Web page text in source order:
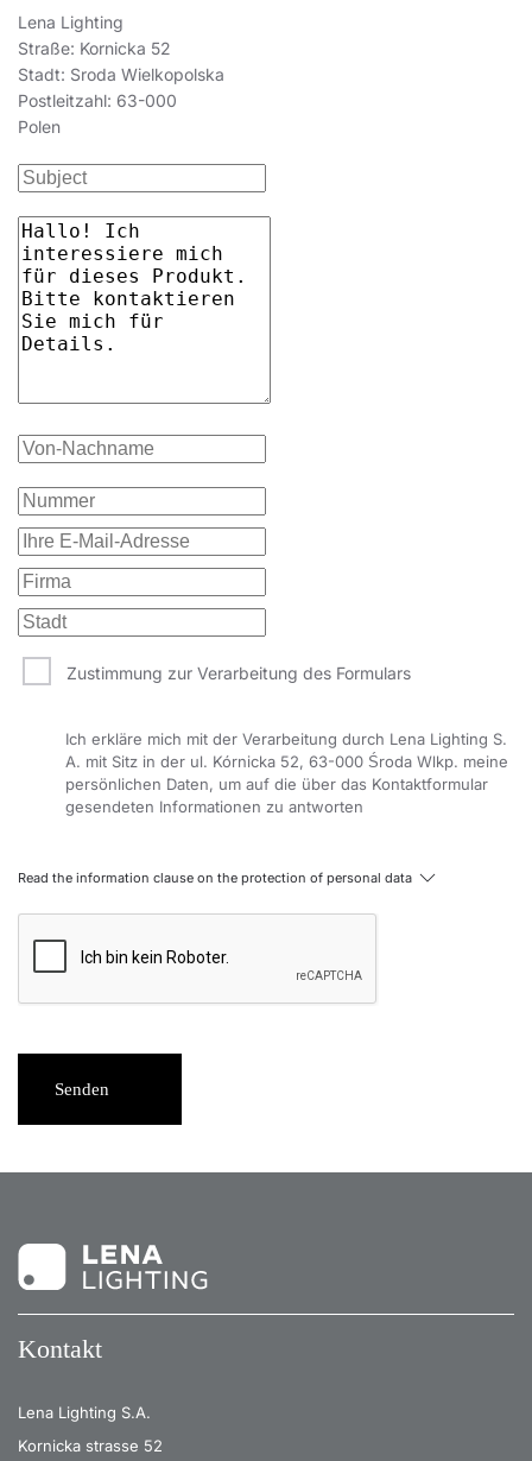
Lena Lighting
Straße: Kornicka 52
Stadt: Sroda Wielkopolska
Postleitzahl: 63-000
Polen
Zustimmung zur Verarbeitung des Formulars
Ich erkläre mich mit der Verarbeitung durch Lena Lighting S.
A. mit Sitz in der ul. Kórnicka 52, 63-000 Środa Wlkp. meine
persönlichen Daten, um auf die über das Kontaktformular
gesendeten Informationen zu antworten
Read the information clause on the protection of personal data
Senden
Kontakt
Lena Lighting S.A.
Kornicka strasse 52